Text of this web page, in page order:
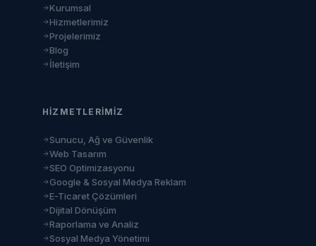
Kurumsal
Hizmetlerimiz
Projelerimiz
Blog
İletişim
HIZMETLERIMIZ
Sunucu, Ağ ve Güvenlik
Web Tasarım
SEO Optimizasyonu
Google & Sosyal Medya Reklam
E-Ticaret Çözümleri
Dijital Dönüşüm
Raporlama ve Analiz
Sosyal Medya Yönetimi